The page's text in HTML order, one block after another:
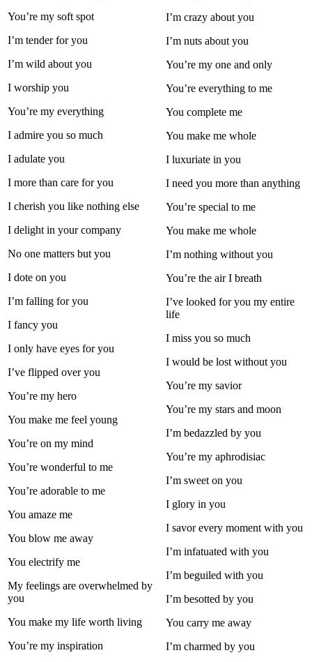
You’re my soft spot
I’m tender for you
I’m wild about you
I worship you
You’re my everything
I admire you so much
I adulate you
I more than care for you
I cherish you like nothing else
I delight in your company
No one matters but you
I dote on you
I’m falling for you
I fancy you
I only have eyes for you
I’ve flipped over you
You’re my hero
You make me feel young
You’re on my mind
You’re wonderful to me
You’re adorable to me
You amaze me
You blow me away
You electrify me
My feelings are overwhelmed by
you
You make my life worth living
You’re my inspiration
I’m crazy about you
I’m nuts about you
You’re my one and only
You’re everything to me
You complete me
You make me whole
I luxuriate in you
I need you more than anything
You’re special to me
You make me whole
I’m nothing without you
You’re the air I breath
I’ve looked for you my entire
life
I miss you so much
I would be lost without you
You’re my savior
You’re my stars and moon
I’m bedazzled by you
You’re my aphrodisiac
I’m sweet on you
I glory in you
I savor every moment with you
I’m infatuated with you
I’m beguiled with you
I’m besotted by you
You carry me away
I’m charmed by you